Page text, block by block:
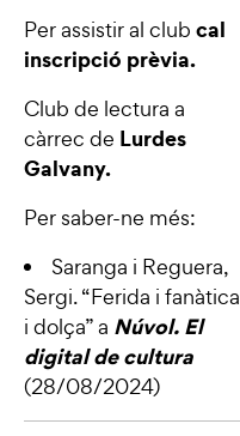
Per assistir al club cal
inscripció prèvia.
Club de lectura a
càrrec de Lurdes
Galvany.
Per saber-ne més:
Saranga i Reguera,
Sergi. “Ferida i fanàtica
i dolça” a Núvol. El
digital de cultura
(28/08/2024)